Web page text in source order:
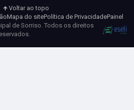
Voltar ao topo
Mapa do sitePolítica de PrivacidadePainel
de Sorriso. Todos os direitos